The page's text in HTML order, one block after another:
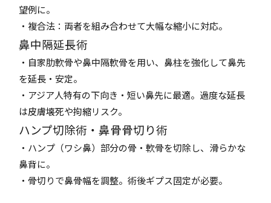
望例に。
・複合法：両者を組み合わせて大幅な縮小に対応。
鼻中隔延長術
・自家肋軟骨や鼻中隔軟骨を用い、鼻柱を強化して鼻先
を延長・安定。
・アジア人特有の下向き・短い鼻先に最適。過度な延長
は皮膚壊死や拘縮リスク。
ハンプ切除術・鼻骨骨切り術
・ハンプ（ワシ鼻）部分の骨・軟骨を切除し、滑らかな
鼻背に。
・骨切りで鼻骨幅を調整。術後ギプス固定が必要。